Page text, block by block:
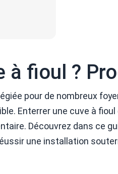
à fioul ?
pour de nombreux
Enterrer une cuve à
Découvrez dans ce
une installation